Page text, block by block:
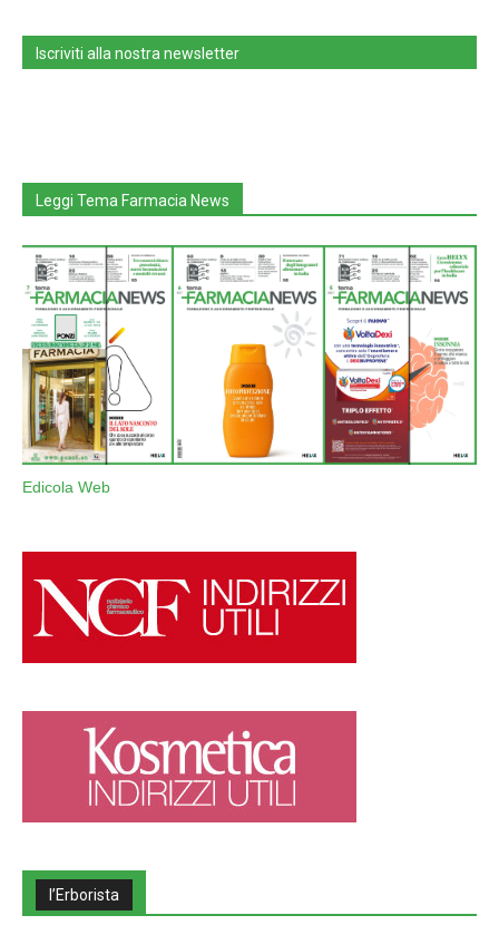
Iscriviti alla nostra newsletter
Leggi Tema Farmacia News
Edicola Web
l’Erborista